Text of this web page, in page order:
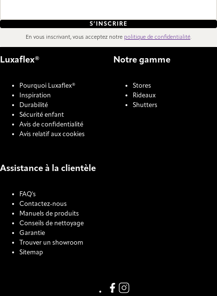
S’INSCRIRE
En vous inscrivant, vous acceptez notre politique de confidentialité.
Luxaflex®
Pourquoi Luxaflex®
Inspiration
Durabilité
Sécurité enfant
Avis de confidentialité
Avis relatif aux cookies
Notre gamme
Stores
Rideaux
Shutters
Assistance à la clientèle
FAQ's
Contactez-nous
Manuels de produits
Conseils de nettoyage
Garantie
Trouver un showroom
Sitemap
Link missing Display text from
Link missing Display text